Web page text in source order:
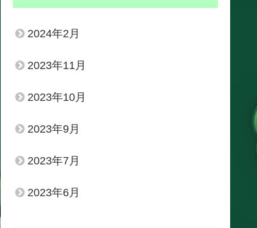
2024年2月
2023年11月
2023年10月
2023年9月
2023年7月
2023年6月